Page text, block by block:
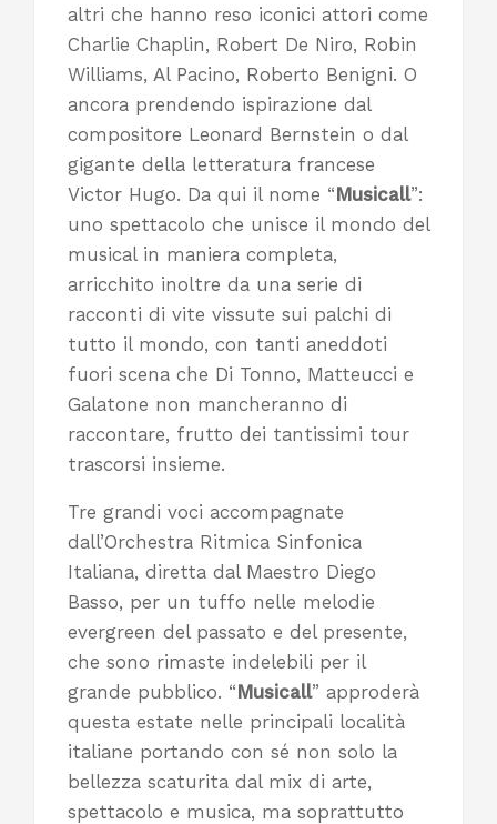
altri che hanno reso iconici attori come
Charlie Chaplin, Robert De Niro, Robin
Williams, Al Pacino, Roberto Benigni. O
ancora prendendo ispirazione dal
compositore Leonard Bernstein o dal
gigante della letteratura francese
Victor Hugo. Da qui il nome “Musicall”:
uno spettacolo che unisce il mondo del
musical in maniera completa,
arricchito inoltre da una serie di
racconti di vite vissute sui palchi di
tutto il mondo, con tanti aneddoti
fuori scena che Di Tonno, Matteucci e
Galatone non mancheranno di
raccontare, frutto dei tantissimi tour
trascorsi insieme.
Tre grandi voci accompagnate
dall’Orchestra Ritmica Sinfonica
Italiana, diretta dal Maestro Diego
Basso, per un tuffo nelle melodie
evergreen del passato e del presente,
che sono rimaste indelebili per il
grande pubblico. “Musicall” approderà
questa estate nelle principali località
italiane portando con sé non solo la
bellezza scaturita dal mix di arte,
spettacolo e musica, ma soprattutto